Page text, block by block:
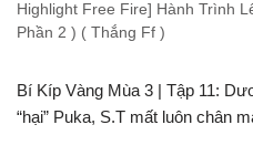
Highlight Free Fire] Hành Trình
Phần 2 ) ( Thắng Ff )
Bí Kíp Vàng Mùa 3 | Tập 11:
“hại” Puka, S.T mất luôn chân